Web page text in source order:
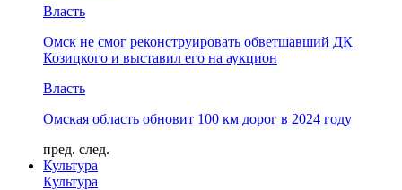
Власть
Омск не смог реконструировать обветшавший ДК
Козицкого и выставил его на аукцион
Власть
Омская область обновит 100 км дорог в 2024 году
пред. след.
Культура
Культура